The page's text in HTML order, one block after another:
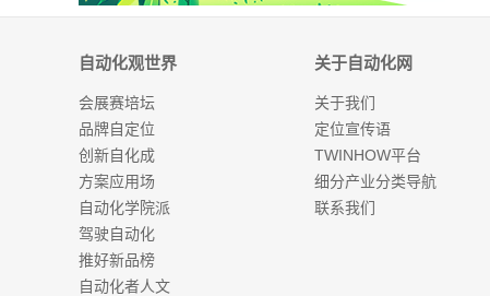
自动化观世界
会展赛培坛
品牌自定位
创新自化成
方案应用场
自动化学院派
驾驶自动化
推好新品榜
自动化者人文
关于自动化网
关于我们
定位宣传语
TWINHOW平台
细分产业分类导航
联系我们